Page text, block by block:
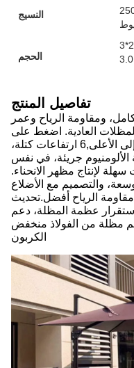
النسيج
من النسيج الملوّن
الحجم
تفاصيل المنتج
ومقاومة الرياح وعمر
العادية. اضغط على
المقبس لضبط زاوية سطح المظلة إلى الأعلى,6 ارتفاعات كتلة،
جريئة، في نفس
لإنتاج مظهر الانحناء.
والتصميم مع الأضلاع
مقاومة الرياح أفضل.تحديث
عظمة المظلة، دعم
مظلة من الفولاذ منخفض
الكربون